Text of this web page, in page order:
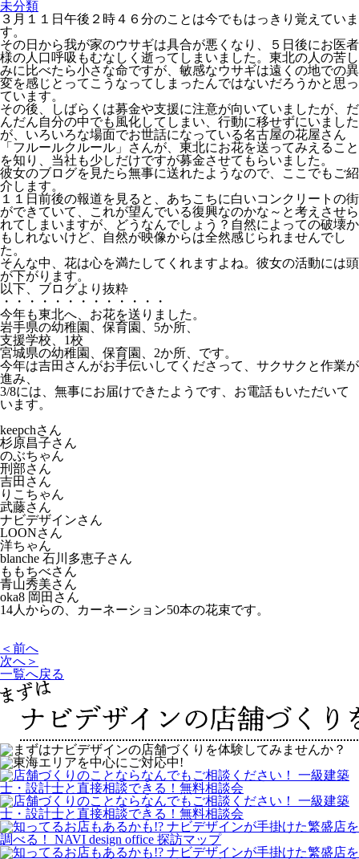
未分類
３月１１日午後２時４６分のことは今でもはっきり覚えていま
す。
その日から我が家のウサギは具合が悪くなり、５日後にお医者
様の人口呼吸もむなしく逝ってしまいました。東北の人の苦し
みに比べたら小さな命ですが、敏感なウサギは遠くの地での異
変を感じとってこうなってしまったんではないだろうかと思っ
ています。
その後、しばらくは募金や支援に注意が向いていましたが、だ
んだん自分の中でも風化してしまい、行動に移せずにいました
が、いろいろな場面でお世話になっている名古屋の花屋さん
「フルールクルール」さんが、東北にお花を送ってみえること
を知り、当社も少しだけですが募金させてもらいました。
彼女のブログを見たら無事に送れたようなので、ここでもご紹
介します。
１１日前後の報道を見ると、あちこちに白いコンクリートの街
ができていて、これが望んでいる復興なのかな～と考えさせら
れてしまいますが、どうなんでしょう？自然によっての破壊か
もしれないけど、自然が映像からは全然感じられませんでし
た。
そんな中、花は心を満たしてくれますよね。彼女の活動には頭
が下がります。
以下、ブログより抜粋
・・・・・・・・・・・・・
今年も東北へ、お花を送りました。
岩手県の幼稚園、保育園、5か所、
支援学校、1校
宮城県の幼稚園、保育園、2か所、です。
今年は吉田さんがお手伝いしてくださって、サクサクと作業が
進み、
3/8には、無事にお届けできたようです、お電話もいただいて
います。
keepchさん
杉原昌子さん
のぶちゃん
刑部さん
吉田さん
りこちゃん
武藤さん
ナビデザインさん
LOONさん
洋ちゃん
blanche 石川多恵子さん
ももちべさん
青山秀美さん
oka8 岡田さん
14人からの、カーネーション50本の花束です。
＜前へ
次へ＞
一覧へ戻る